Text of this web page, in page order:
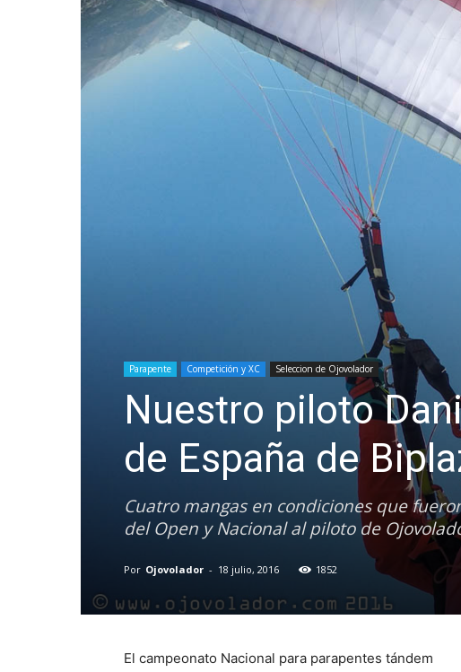
Parapente Competición y XC Seleccion de Ojovolador
Nuestro piloto
de España de
Cuatro mangas en condiciones que
del Open y Nacional al piloto de
Por Ojovolador - 18 julio, 2016 1852
El campeonato Nacional para parapentes tándem